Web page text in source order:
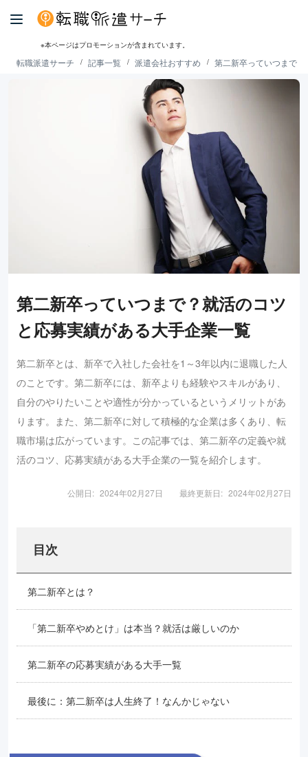
※本ページはプロモーションが含まれています。
転職派遣サーチ 記事一覧 派遣会社おすすめ 第二新卒っていつまで
第二新卒っていつまで？就活のコツ
と応募実績がある大手企業一覧
第二新卒とは、新卒で入社した会社を1～3年以内に退職した人
のことです。第二新卒には、新卒よりも経験やスキルがあり、
自分のやりたいことや適性が分かっているというメリットがあ
ります。また、第二新卒に対して積極的な企業は多くあり、転
職市場は広がっています。この記事では、第二新卒の定義や就
活のコツ、応募実績がある大手企業の一覧を紹介します。
公開日: 2024年02月27日 最終更新日: 2024年02月27日
目次
第二新卒とは？
「第二新卒やめとけ」は本当？就活は厳しいのか
第二新卒の応募実績がある大手一覧
最後に：第二新卒は人生終了！なんかじゃない